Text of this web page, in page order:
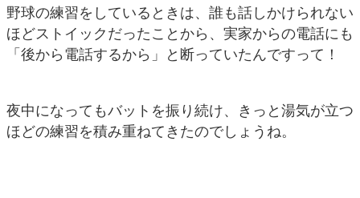
野球の練習をしているときは、誰も話しかけられない
ほどストイックだったことから、実家からの電話にも
「後から電話するから」と断っていたんですって！
夜中になってもバットを振り続け、きっと湯気が立つ
ほどの練習を積み重ねてきたのでしょうね。